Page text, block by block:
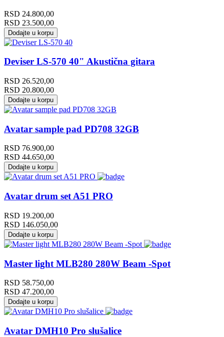
RSD 24.800,00
RSD 23.500,00
Dodajte u korpu
Deviser LS-570 40" Akustična gitara
RSD 26.520,00
RSD 20.800,00
Dodajte u korpu
Avatar sample pad PD708 32GB
RSD 76.900,00
RSD 44.650,00
Dodajte u korpu
Avatar drum set A51 PRO
RSD 19.200,00
RSD 146.050,00
Dodajte u korpu
Master light MLB280 280W Beam -Spot
RSD 58.750,00
RSD 47.200,00
Dodajte u korpu
Avatar DMH10 Pro slušalice